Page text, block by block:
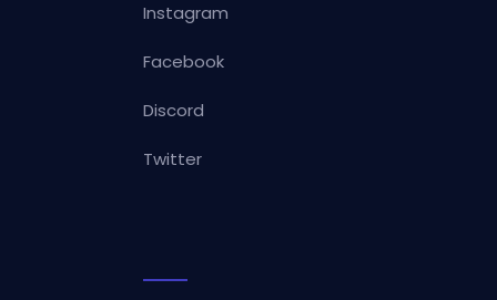
Instagram
Facebook
Discord
Twitter